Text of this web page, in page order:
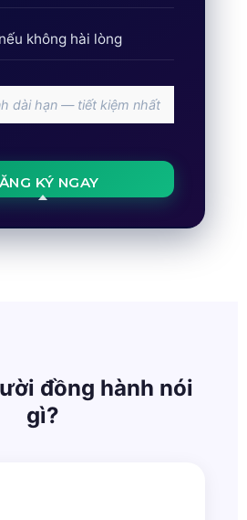
không hài lòng
dài hạn — tiết kiệm nhất
KÝ NGAY
đồng hành nói
gì?